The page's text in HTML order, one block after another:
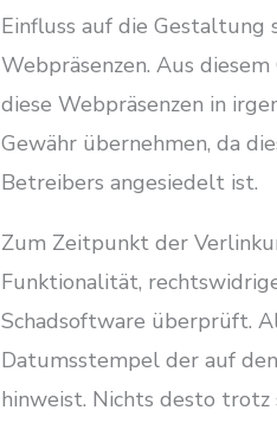
Einfluss auf die
Webpräsenzen. Aus
diese Webpräsenzen in
Gewähr übernehmen, da
Betreibers angesiedelt ist.
Zum Zeitpunkt der
Funktionalität,
Schadsoftware überprüft.
Datumsstempel der auf
hinweist. Nichts desto